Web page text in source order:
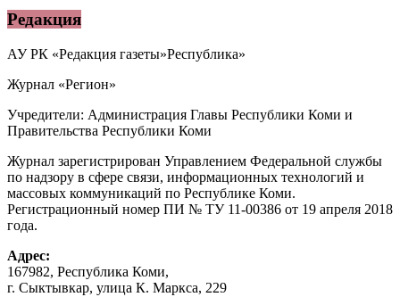
Редакция
АУ РК «Редакция газеты»Республика»
Журнал «Регион»
Учредители: Администрация Главы Республики Коми и
Правительства Республики Коми
Журнал зарегистрирован Управлением Федеральной службы
по надзору в сфере связи, информационных технологий и
массовых коммуникаций по Республике Коми.
Регистрационный номер ПИ № ТУ 11-00386 от 19 апреля 2018
года.
Адрес:
167982, Республика Коми,
г. Сыктывкар, улица К. Маркса, 229